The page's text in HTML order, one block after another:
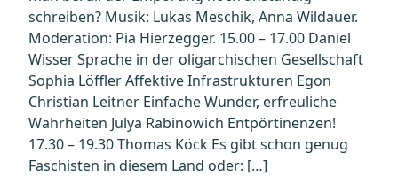
schreiben? Musik: Lukas Meschik, Anna Wildauer.
Moderation: Pia Hierzegger. 15.00 – 17.00 Daniel
Wisser Sprache in der oligarchischen Gesellschaft
Sophia Löffler Affektive Infrastrukturen Egon
Christian Leitner Einfache Wunder, erfreuliche
Wahrheiten Julya Rabinowich Entpörtinenzen!
17.30 – 19.30 Thomas Köck Es gibt schon genug
Faschisten in diesem Land oder: […]